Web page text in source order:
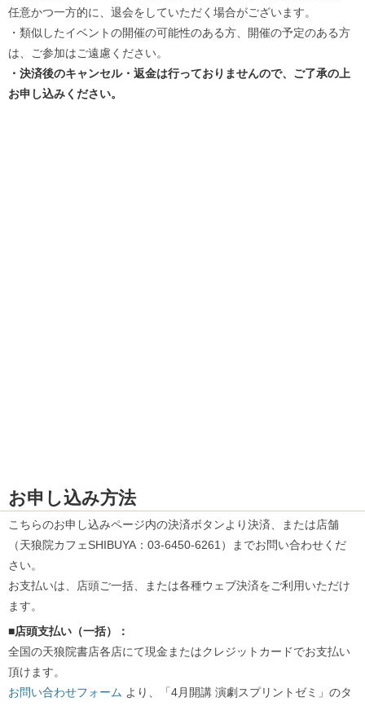
任意かつ一方的に、退会をしていただく場合がございます。
・類似したイベントの開催の可能性のある方、開催の予定のある方
は、ご参加はご遠慮ください。
・決済後のキャンセル・返金は行っておりませんので、ご了承の上
お申し込みください。
お申し込み方法
こちらのお申し込みページ内の決済ボタンより決済、または店舗
（天狼院カフェSHIBUYA：03-6450-6261）までお問い合わせくだ
さい。
お支払いは、店頭ご一括、または各種ウェブ決済をご利用いただけ
ます。
■店頭支払い（一括）：
全国の天狼院書店各店にて現金またはクレジットカードでお支払い
頂けます。
お問い合わせフォーム より、「4月開講 演劇スプリントゼミ」のタ